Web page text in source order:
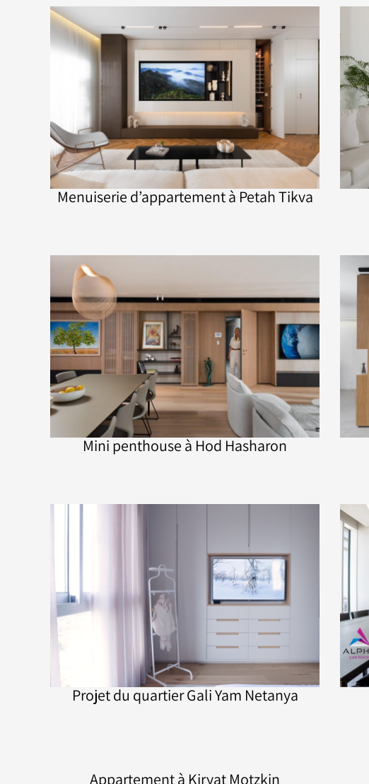
Menuiserie d’appartement à Petah Tikva
Mini penthouse à Hod Hasharon
Projet du quartier Gali Yam Netanya